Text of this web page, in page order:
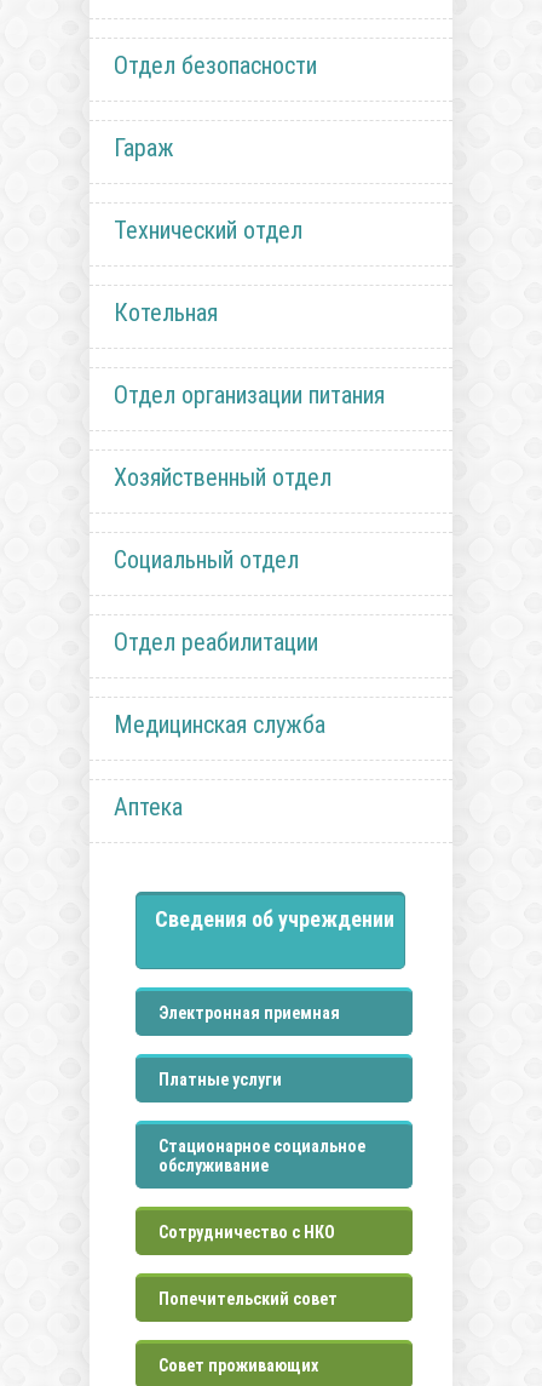
Отдел безопасности
Гараж
Технический отдел
Котельная
Отдел организации питания
Хозяйственный отдел
Социальный отдел
Отдел реабилитации
Медицинская служба
Аптека
Сведения об учреждении
Электронная приемная
Платные услуги
Стационарное социальное
обслуживание
Сотрудничество с НКО
Попечительский совет
Совет проживающих